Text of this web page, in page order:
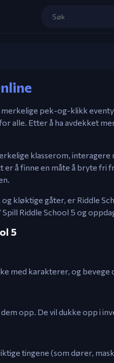
pek-og-klikk
alle. Etter å ha avdekket
klasserom,
er å finne en måte å bryte fri
kløktige gåter, er Riddle
Riddle School 5 og
5
med karakterer, og
opp. De vil dukke opp i
tingene (som dører,